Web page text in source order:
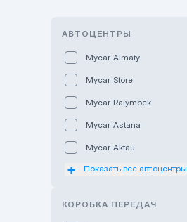
АВТОЦЕНТРЫ
Mycar Almaty
Mycar Store
Mycar Raiymbek
Mycar Astana
Mycar Aktau
Mycar Uralsk
Показать все автоцентры
КОРОБКА ПЕРЕДАЧ